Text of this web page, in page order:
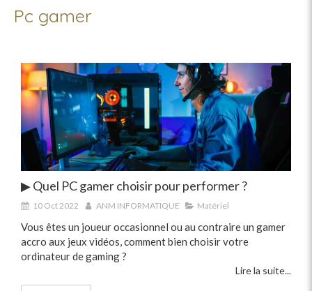
Pc gamer
▶ Quel PC gamer choisir pour performer ?
10 Oct 2022 ANM INFORMATIQUE Matériel
Vous êtes un joueur occasionnel ou au contraire un gamer
accro aux jeux vidéos, comment bien choisir votre
ordinateur de gaming ?
Lire la suite...